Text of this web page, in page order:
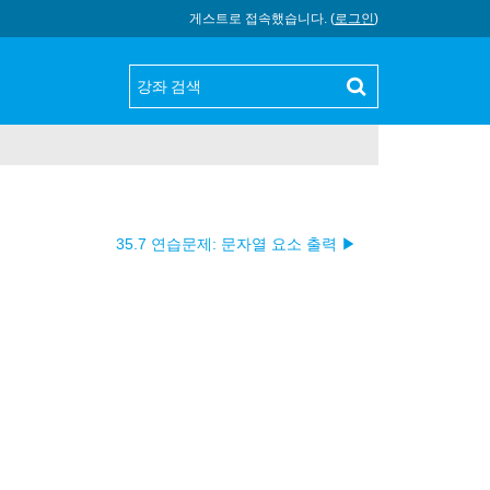
게스트로 접속했습니다. (로그인)
35.7 연습문제: 문자열 요소 출력 ▶︎